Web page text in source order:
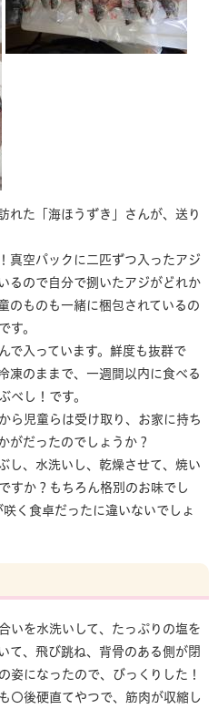
た「海ほうずき」さんが、送り
真空パックに二匹ずつ入ったアジ
るので自分で捌いたアジがどれか
のものも一緒に梱包されているの
す。
で入っています。鮮度も抜群で
凍のままで、一週間以内に食べる
べし！です。
ら児童らは受け取り、お家に持ち
がだったのでしょうか？
し、水洗いし、乾燥させて、焼い
すか？もちろん格別のお味でし
く食卓だったに違いないでしょ
いを水洗いして、たっぷりの塩を
て、飛び跳ね、背骨のある側が閉
姿になったので、びっくりした！
〇後硬直てやつで、筋肉が収縮し